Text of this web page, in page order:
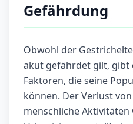
Gefährdung
Obwohl der
akut gefährdet gilt, gibt
Faktoren, die seine
können. Der Verlust
menschliche